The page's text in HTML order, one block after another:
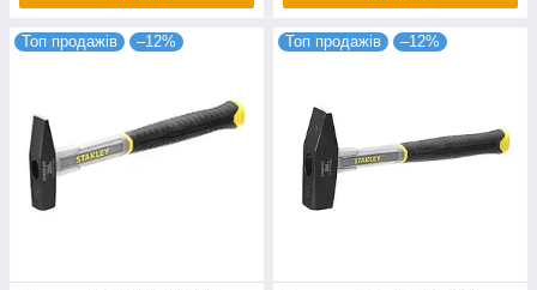
Топ продажів –12% Топ продажів –12%